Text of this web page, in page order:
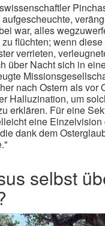
war, alles
flüchten; wenn
verrieten,
über Nacht sich in
nach Ostern als vor
Halluzination, um
erklären. Für eine
eine Einzelvision
dank dem
selbst